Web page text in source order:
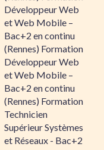
Développeur Web
et Web Mobile –
Bac+2 en continu
(Rennes) Formation
Développeur Web
et Web Mobile –
Bac+2 en continu
(Rennes) Formation
Technicien
Supérieur Systèmes
et Réseaux - Bac+2